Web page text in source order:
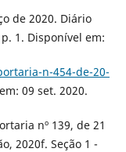
de 2020. Diário
1. Disponível em:
n-454-de-20-
09 set. 2020.
nº 139, de 21
2020f. Seção 1 -